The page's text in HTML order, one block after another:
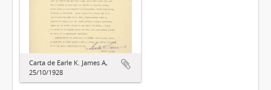
Carta de Earle K. James A,
25/10/1928